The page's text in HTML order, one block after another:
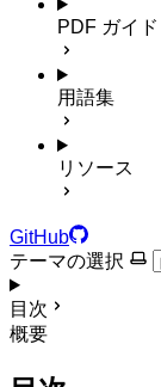
PDF ガイド
用語集
リソース
GitHub
テーマの選択
目次
概要